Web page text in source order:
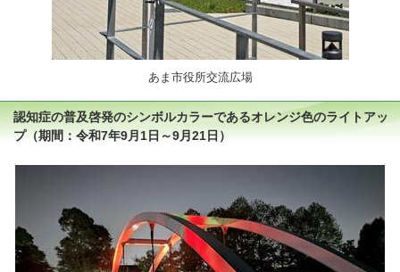
あま市役所交流広場
認知症の普及啓発のシンボルカラーであるオレンジ色のライトアッ
プ（期間：令和7年9月1日～9月21日）